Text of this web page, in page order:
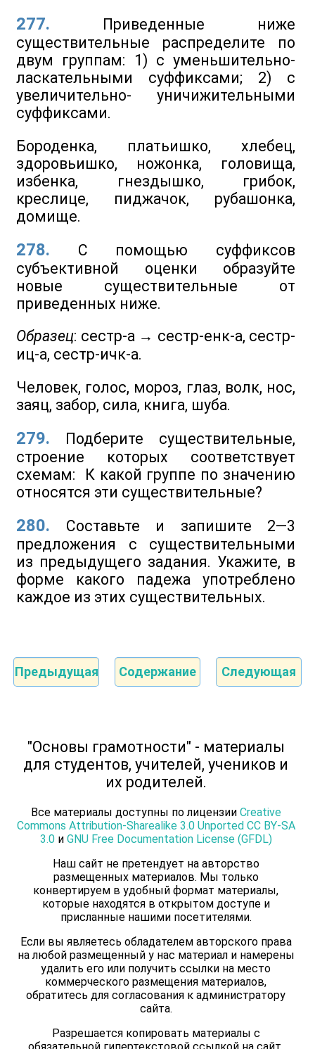
277. Приведенные ниже
существительные распределите по
двум группам: 1) с уменьшительно-
ласкательными суффиксами; 2) с
увеличительно- уничижительными
суффиксами.
Бороденка, платьишко, хлебец,
здоровьишко, ножонка, головища,
избенка, гнездышко, грибок,
креслице, пиджачок, рубашонка,
домище.
278. С помощью суффиксов
субъективной оценки образуйте
новые существительные от
приведенных ниже.
Образец: сестр-а → сестр-енк-а, сестр-
иц-а, сестр-ичк-а.
Человек, голос, мороз, глаз, волк, нос,
заяц, забор, сила, книга, шуба.
279. Подберите существительные,
строение которых соответствует
схемам:
К какой группе по значению
относятся эти существительные?
280. Составьте и запишите 2—3
предложения с существительными
из предыдущего задания. Укажите, в
форме какого падежа употреблено
каждое из этих существительных.
Предыдущая Содержание Следующая
"Основы грамотности" - материалы
для студентов, учителей, учеников и
их родителей.
Все материалы доступны по лицензии Creative
Commons Attribution-Sharealike 3.0 Unported CC BY-SA
3.0и GNU Free Documentation License (GFDL)
Наш сайт не претендует на авторство
размещенных материалов. Мы только
конвертируем в удобный формат материалы,
которые находятся в открытом доступе и
присланные нашими посетителями.
Если вы являетесь обладателем авторского права
на любой размещенный у нас материал и намерены
удалить его или получить ссылки на место
коммерческого размещения материалов,
обратитесь для согласования к администратору
сайта.
Разрешается копировать материалы с